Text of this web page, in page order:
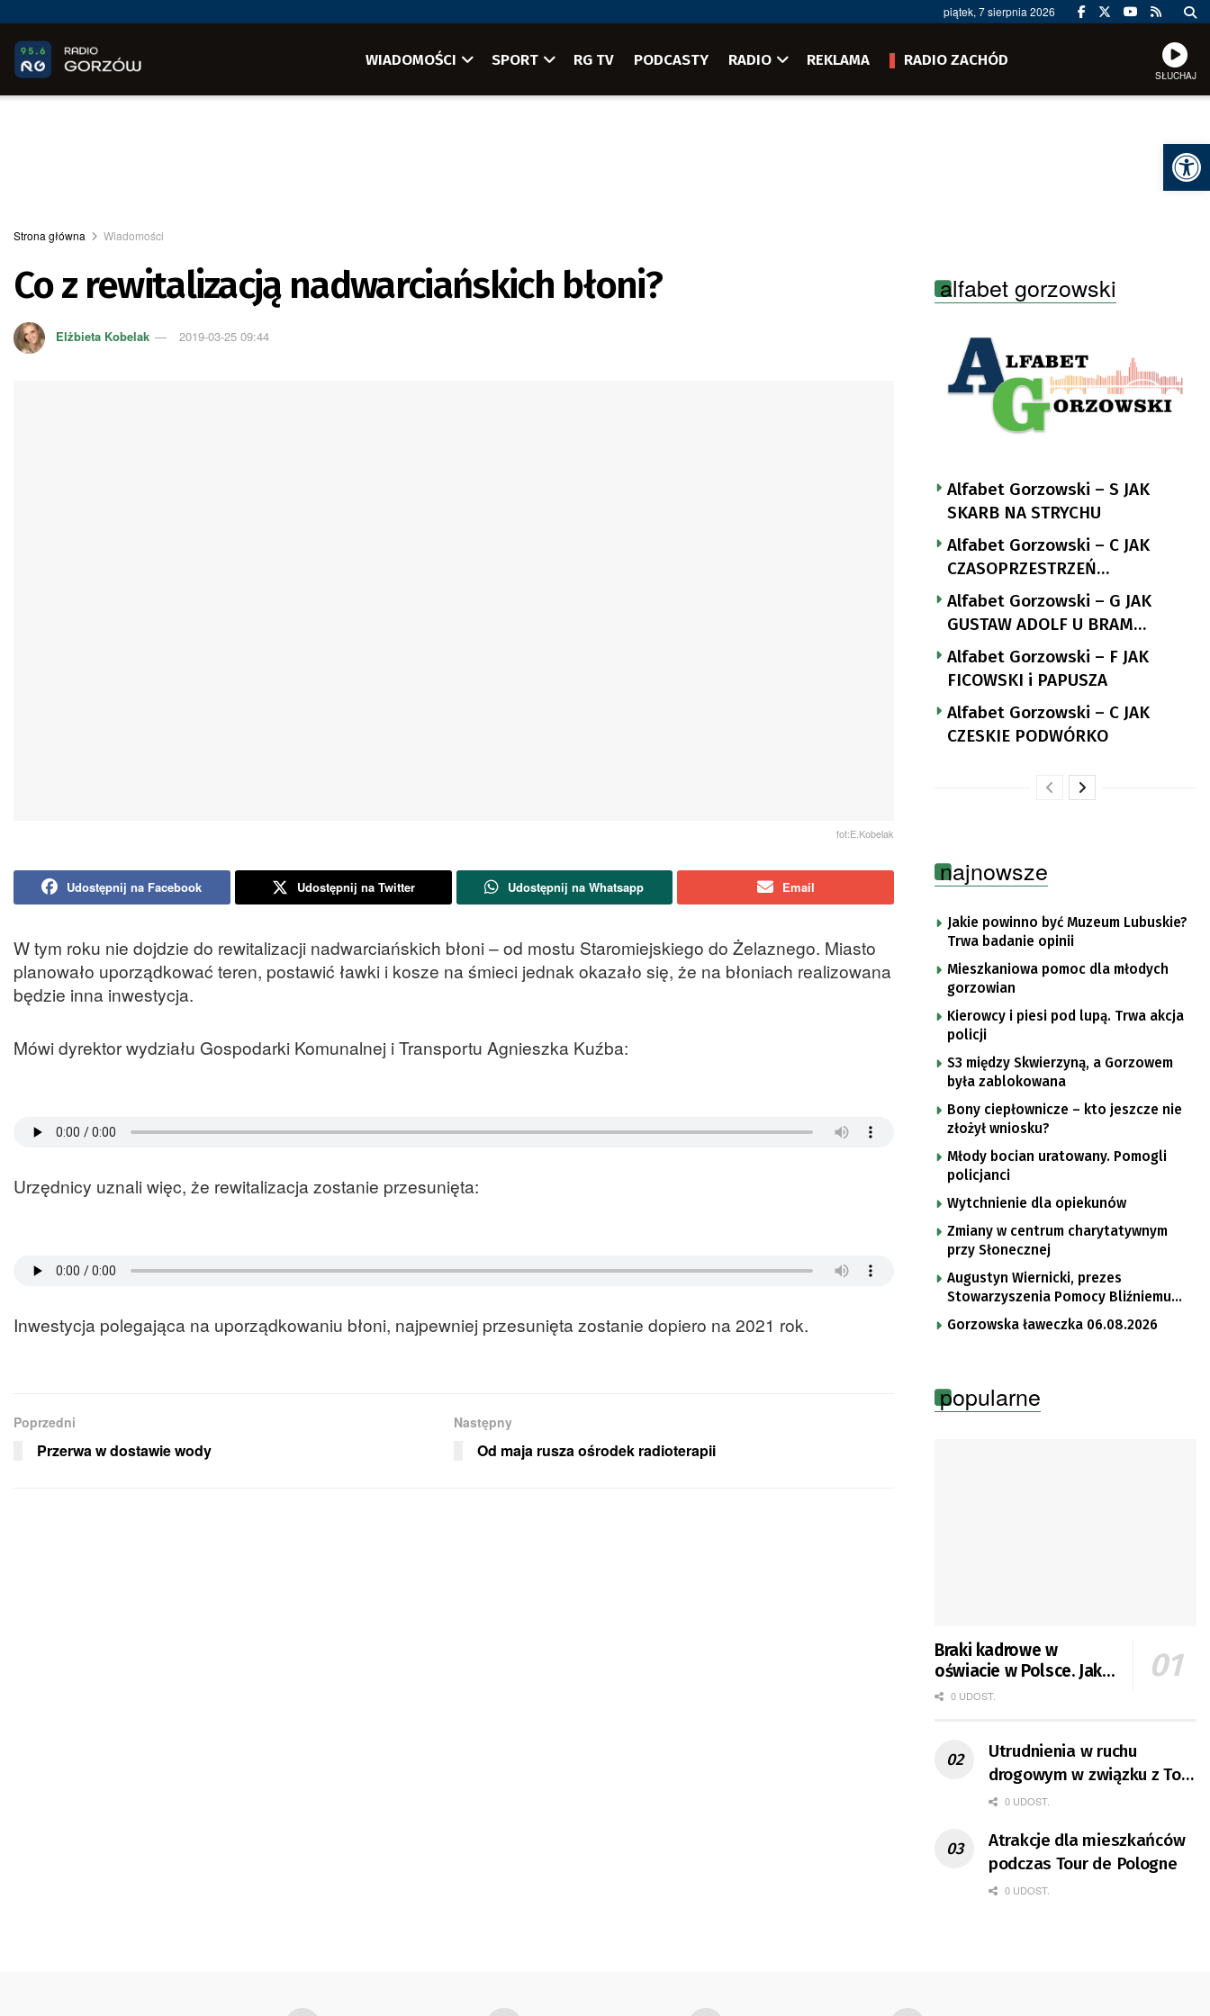
piątek, 7 sierpnia 2026
WIADOMOŚCI SPORT RG TV PODCASTY RADIO REKLAMA RADIO ZACHÓD
SŁUCHAJ
Strona główna Wiadomości
Co z rewitalizacją nadwarciańskich błoni?
Elżbieta Kobelak 2019-03-25 09:44
fot:E.Kobelak
Udostępnij na Facebook Udostępnij na Twitter Udostępnij na Whatsapp Email
W tym roku nie dojdzie do rewitalizacji nadwarciańskich błoni – od mostu Staromiejskiego do Żelaznego. Miasto
planowało uporządkować teren, postawić ławki i kosze na śmieci jednak okazało się, że na błoniach realizowana
będzie inna inwestycja.
Mówi dyrektor wydziału Gospodarki Komunalnej i Transportu Agnieszka Kuźba:
Urzędnicy uznali więc, że rewitalizacja zostanie przesunięta:
Inwestycja polegająca na uporządkowaniu błoni, najpewniej przesunięta zostanie dopiero na 2021 rok.
Poprzedni
Przerwa w dostawie wody
Następny
Od maja rusza ośrodek radioterapii
alfabet gorzowski
Alfabet Gorzowski – S JAK
SKARB NA STRYCHU
Alfabet Gorzowski – C JAK
CZASOPRZESTRZEŃ
NUTTGENSA
Alfabet Gorzowski – G JAK
GUSTAW ADOLF U BRAM
LANDSBERGA
Alfabet Gorzowski – F JAK
FICOWSKI i PAPUSZA
Alfabet Gorzowski – C JAK
CZESKIE PODWÓRKO
najnowsze
Jakie powinno być Muzeum Lubuskie?
Trwa badanie opinii
Mieszkaniowa pomoc dla młodych
gorzowian
Kierowcy i piesi pod lupą. Trwa akcja
policji
S3 między Skwierzyną, a Gorzowem
była zablokowana
Bony ciepłownicze – kto jeszcze nie
złożył wniosku?
Młody bocian uratowany. Pomogli
policjanci
Wytchnienie dla opiekunów
Zmiany w centrum charytatywnym
przy Słonecznej
Augustyn Wiernicki, prezes
Stowarzyszenia Pomocy Bliźniemu
im. Brata Krystyna
Gorzowska ławeczka 06.08.2026
popularne
Braki kadrowe w
oświacie w Polsce. Jak
jest w Gorzowie?
0 UDOST.
Utrudnienia w ruchu
drogowym w związku z Tour
de Pologne
0 UDOST.
Atrakcje dla mieszkańców
podczas Tour de Pologne
0 UDOST.